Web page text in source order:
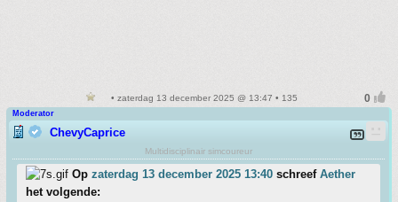
• zaterdag 13 december 2025 @ 13:47 • 135
Moderator
ChevyCaprice
Multidisciplinair simcoureur
Op zaterdag 13 december 2025 13:40 schreef Aether
het volgende: